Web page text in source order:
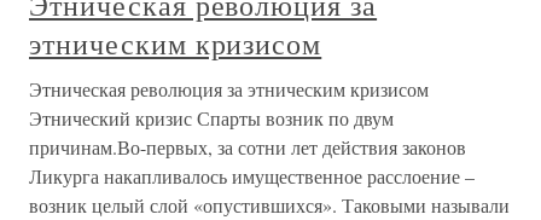
этническим кризисом
Этническая революция за этническим кризисом
Этнический кризис Спарты возник по двум
причинам.Во-первых, за сотни лет действия законов
Ликурга накапливалось имущественное расслоение –
возник целый слой «опустившихся». Таковыми называли